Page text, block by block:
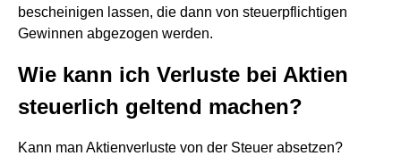
bescheinigen lassen, die dann von steuerpflichtigen
Gewinnen abgezogen werden.
Wie kann ich Verluste bei Aktien
steuerlich geltend machen?
Kann man Aktienverluste von der Steuer absetzen?